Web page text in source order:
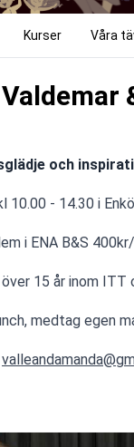
Kurser Våra
och
10.00 - 14.30 i
i ENA B&S
15 år inom ITT
medtag egen